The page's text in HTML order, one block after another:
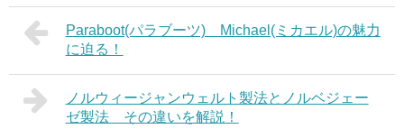
Paraboot(パラブーツ) Michael(ミカエル)の魅力
に迫る！
ノルウィージャンウェルト製法とノルベジェー
ゼ製法 その違いを解説！